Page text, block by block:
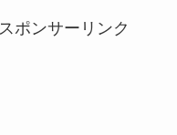
スポンサーリンク